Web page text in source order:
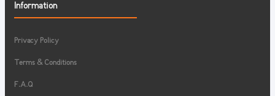
Information
Privacy Policy
Terms & Conditions
F.A.Q